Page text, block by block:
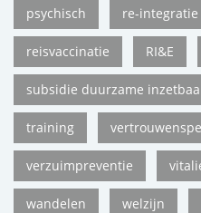
psychisch re-integratie
reisvaccinatie RI&E
subsidie duurzame
training
verzuimpreventie
wandelen welzijn